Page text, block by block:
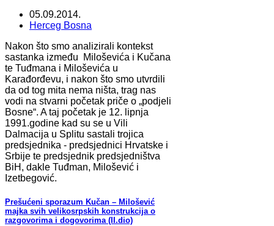
05.09.2014.
Herceg Bosna
Nakon što smo analizirali kontekst
sastanka između Miloševića i Kučana
te Tuđmana i Miloševića u
Karađorđevu, i nakon što smo utvrdili
da od tog mita nema ništa, trag nas
vodi na stvarni početak priče o „podjeli
Bosne“. A taj početak je 12. lipnja
1991.godine kad su se u Vili
Dalmacija u Splitu sastali trojica
predsjednika - predsjednici Hrvatske i
Srbije te predsjednik predsjedništva
BiH, dakle Tuđman, Milošević i
Izetbegović.
Prešućeni sporazum Kučan – Milošević
majka svih velikosrpskih konstrukcija o
razgovorima i dogovorima (II.dio)